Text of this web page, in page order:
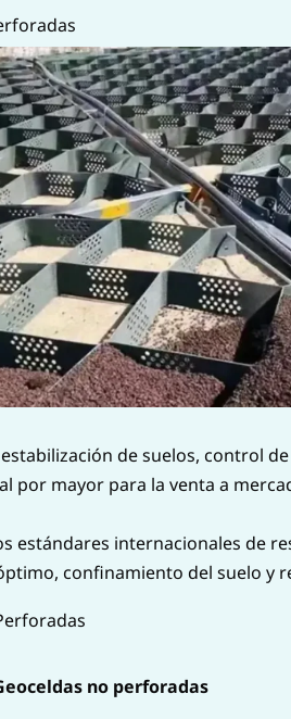
de suelos, control
por mayor para la venta a
estándares internacionales de
confinamiento del suelo y
no perforadas